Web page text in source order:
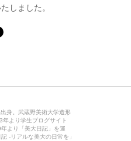
しました。
身。武蔵野美術大学造形
より学生ブログサイト
より「美大日記」を運
-リアルな美大の日常を」